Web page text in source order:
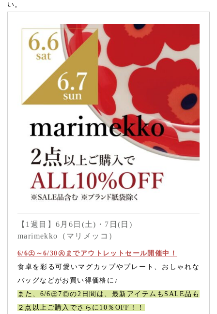
い。
【1週目】6月6日(土)・7日(日)
marimekko（マリメッコ）
6/6㊏～6/30㊋までアウトレットセール開催中！
食卓を彩る可愛いマグカップやプレート、おしゃれな
バッグなどがお買い得価格に♪
また、6/6㊏7㊐の2日間は、最新アイテムもSALE品も
２点以上ご購入でさらに10％OFF！！